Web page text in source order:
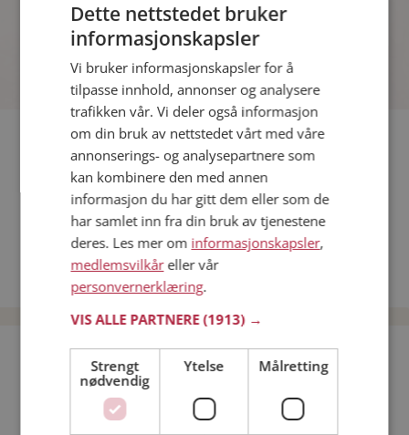
Møteplassen.
Fler single
Flere singlemenn fra Sarpsborg:Geir-Ove
Hermann
Bli medlem gratis!
Jeg er en: Mann Kvinne
Dette nettstedet bruker
informasjonskapsler
Vi bruker informasjonskapsler for å
tilpasse innhold, annonser og analysere
trafikken vår. Vi deler også informasjon
om din bruk av nettstedet vårt med våre
annonserings- og analysepartnere som
kan kombinere den med annen
informasjon du har gitt dem eller som de
har samlet inn fra din bruk av tjenestene
deres. Les mer om informasjonskapsler,
medlemsvilkåreller vår
personvernerklæring.
VIS ALLE PARTNERE(1913) →
Strengt
nødvendig
Ytelse Målretting